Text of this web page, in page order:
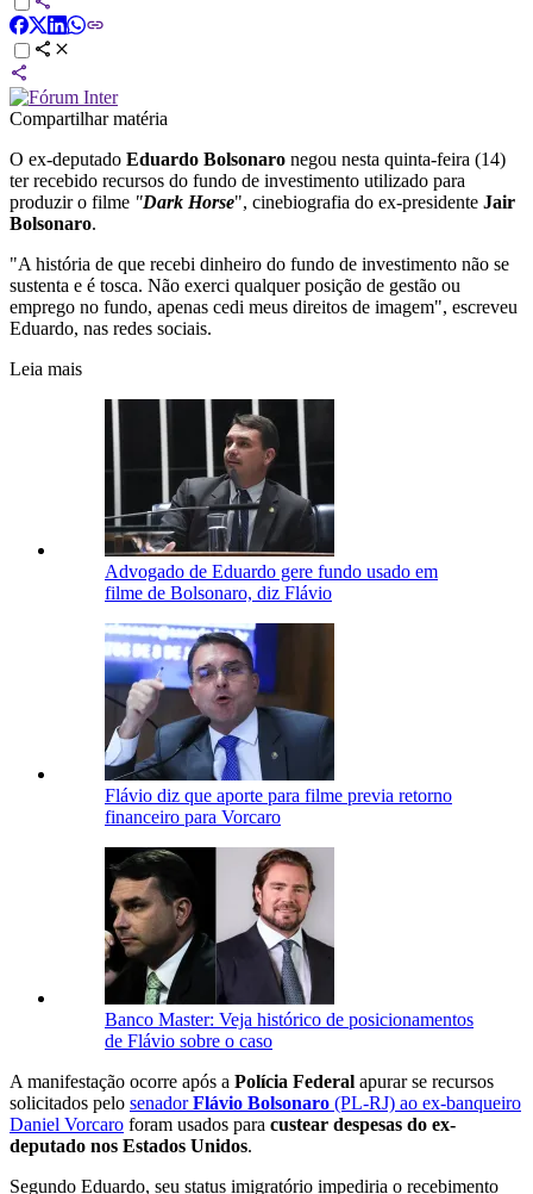
Compartilhar matéria
O ex-deputado Eduardo Bolsonaro negou nesta quinta-feira (14)
ter recebido recursos do fundo de investimento utilizado para
produzir o filme "Dark Horse", cinebiografia do ex-presidente Jair
Bolsonaro.
"A história de que recebi dinheiro do fundo de investimento não se
sustenta e é tosca. Não exerci qualquer posição de gestão ou
emprego no fundo, apenas cedi meus direitos de imagem", escreveu
Eduardo, nas redes sociais.
Leia mais
Advogado de Eduardo gere fundo usado em
filme de Bolsonaro, diz Flávio
Flávio diz que aporte para filme previa retorno
financeiro para Vorcaro
Banco Master: Veja histórico de posicionamentos
de Flávio sobre o caso
A manifestação ocorre após a Polícia Federal apurar se recursos
solicitados pelo senadorFlávio Bolsonaro (PL-RJ) ao ex-banqueiro
Daniel Vorcaro foram usados para custear despesas do ex-
deputado nos Estados Unidos.
Segundo Eduardo, seu status imigratório impediria o recebimento